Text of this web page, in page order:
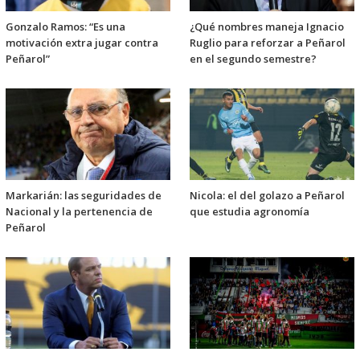
Gonzalo Ramos: “Es una
motivación extra jugar contra
Peñarol”
¿Qué nombres maneja Ignacio
Ruglio para reforzar a Peñarol
en el segundo semestre?
Markarián: las seguridades de
Nacional y la pertenencia de
Peñarol
Nicola: el del golazo a Peñarol
que estudia agronomía